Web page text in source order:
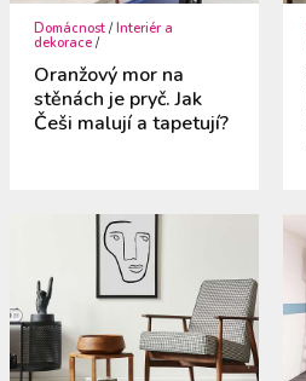
Domácnost /Interiér a
dekorace /
Oranžový mor na
stěnách je pryč. Jak
Češi malují a tapetují?